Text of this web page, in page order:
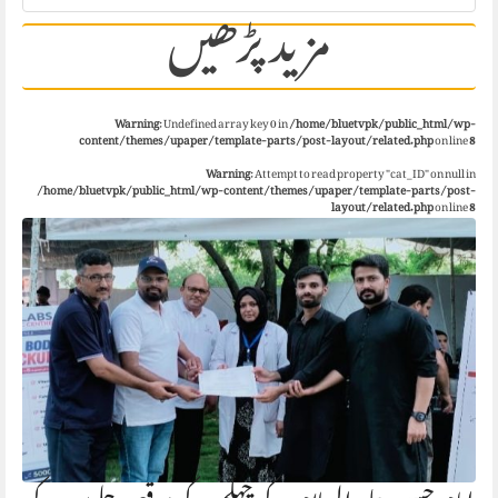
مزید پڑھیں Warning: Undefined array key 0 in/home/bluetvpk/public_html/wp-
content/themes/upaper/template-parts/post-layout/related.phpon line8
Warning: Attempt to read property "cat_ID" on null in
/home/bluetvpk/public_html/wp-content/themes/upaper/template-parts/post-
layout/related.phpon line8